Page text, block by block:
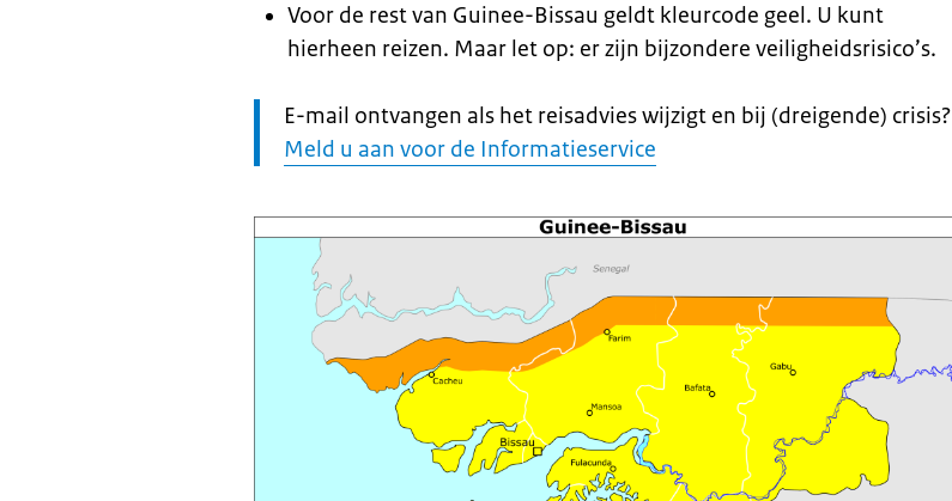
Voor de rest van Guinee-Bissau geldt kleurcode geel. U kunt
hierheen reizen. Maar let op: er zijn bijzondere veiligheidsrisico’s.
Let
op:
E-mail ontvangen als het reisadvies wijzigt en bij (dreigende) crisis?
Meld u aan voor de Informatieservice